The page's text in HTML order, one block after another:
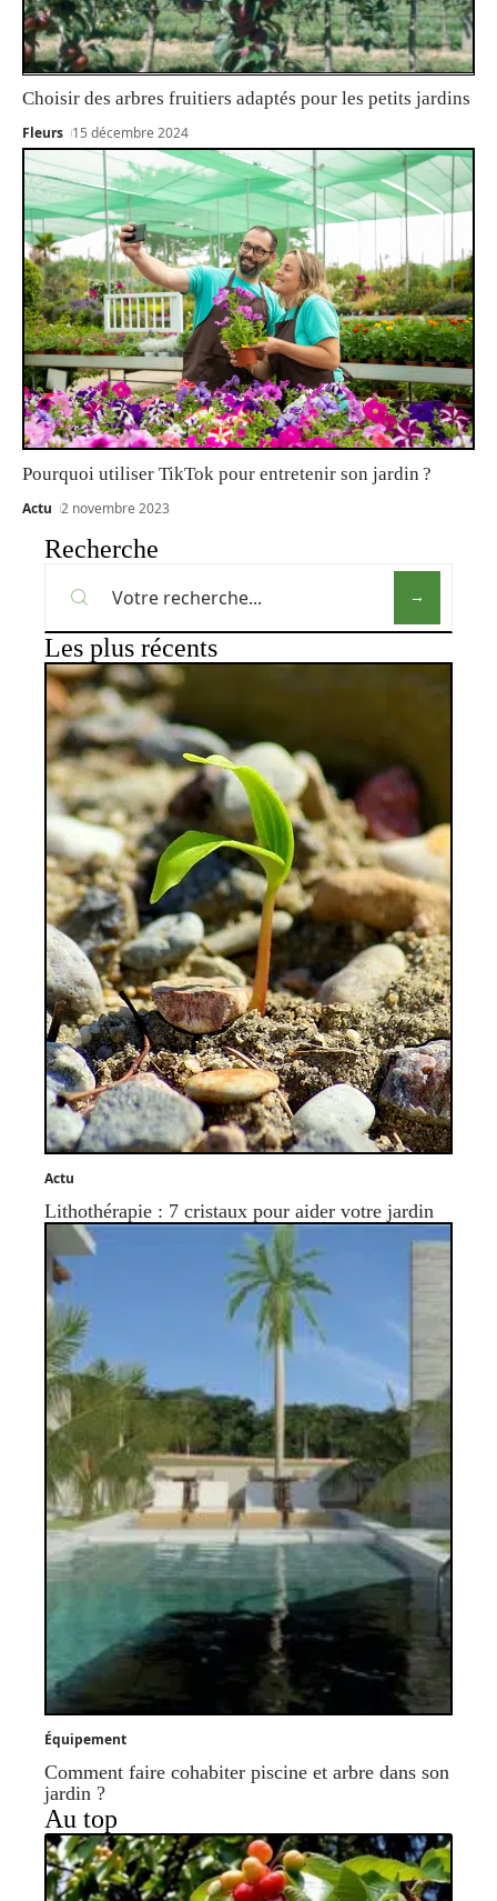
Choisir des arbres fruitiers adaptés pour les petits jardins
Fleurs 15 décembre 2024
Pourquoi utiliser TikTok pour entretenir son jardin ?
Actu 2 novembre 2023
Recherche
Les plus récents
Actu
Lithothérapie : 7 cristaux pour aider votre jardin
Équipement
Comment faire cohabiter piscine et arbre dans son
jardin ?
Au top